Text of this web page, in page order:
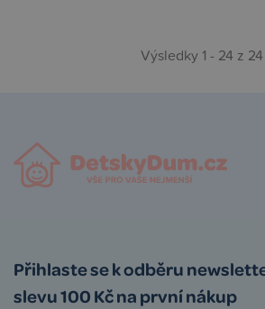
Výsledky 1 - 24 z 24
Přihlaste se k odběru
slevu 100 Kč na první nákup